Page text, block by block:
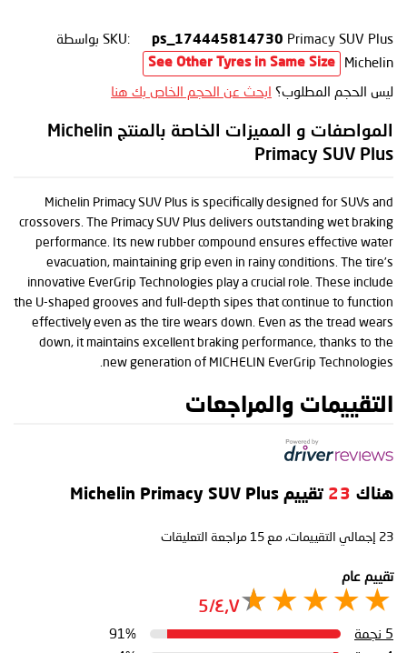
SKU: ps_174445814730 Primacy SUV Plus
بواسطة
Michelin
See Other Tyres in Same Size
ليس الحجم المطلوب؟ ابحث عن الحجم الخاص بك هنا
المواصفات و المميزات الخاصة بالمنتج Michelin
Primacy SUV Plus
Michelin Primacy SUV Plus is specifically designed for SUVs and
crossovers. The Primacy SUV Plus delivers outstanding wet braking
performance. Its new rubber compound ensures effective water
evacuation, maintaining grip even in rainy conditions. The tire’s
innovative EverGrip Technologies play a crucial role. These include
the U-shaped grooves and full-depth sipes that continue to function
effectively even as the tire wears down. Even as the tread wears
down, it maintains excellent braking performance, thanks to the
new generation of MICHELIN EverGrip Technologies.
التقييمات والمراجعات
هناك 23 تقييم Michelin Primacy SUV Plus
23 إجمالي التقييمات، مع 15 مراجعة التعليقات
تقييم عام
٤٫٧/5
5 نجمة
91%